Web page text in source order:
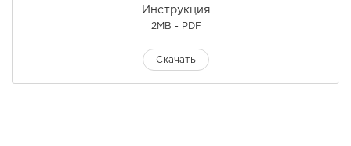
Инструкция
2MB - PDF
Скачать